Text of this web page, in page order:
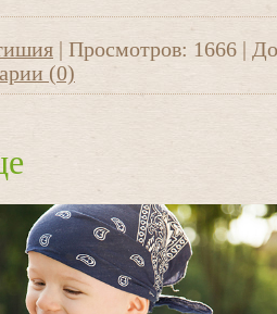
Просмотров: 1666
(0)